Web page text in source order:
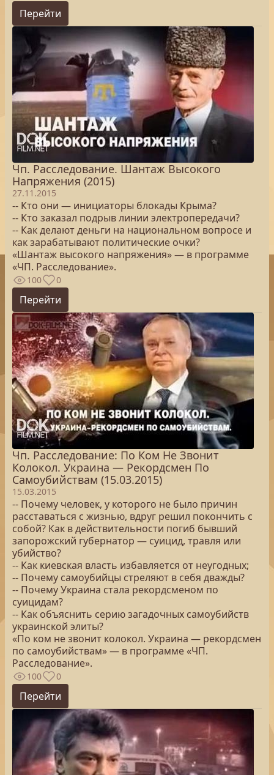
Перейти
Чп. Расследование. Шантаж Высокого
Напряжения (2015)
27.11.2015
-- Кто они — инициаторы блокады Крыма?
-- Кто заказал подрыв линии электропередачи?
-- Как делают деньги на национальном вопросе и
как зарабатывают политические очки?
«Шантаж высокого напряжения» — в программе
«ЧП. Расследование».
100 0
Перейти
Чп. Расследование: По Ком Не Звонит
Колокол. Украина — Рекордсмен По
Самоубийствам (15.03.2015)
15.03.2015
-- Почему человек, у которого не было причин
расставаться с жизнью, вдруг решил покончить с
собой? Как в действительности погиб бывший
запорожский губернатор — суицид, травля или
убийство?
-- Как киевская власть избавляется от неугодных;
-- Почему самоубийцы стреляют в себя дважды?
-- Почему Украина стала рекордсменом по
суицидам?
-- Как объяснить серию загадочных самоубийств
украинской элиты?
«По ком не звонит колокол. Украина — рекордсмен
по самоубийствам» — в программе «ЧП.
Расследование».
100 0
Перейти